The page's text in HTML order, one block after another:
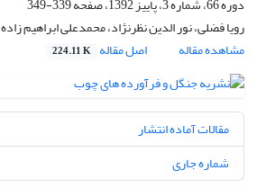
دوره 66، شماره 3، پاییز 1392، صفحه
339-349
رویا فضلی، نور الدین نظرنژاد، محمدعلی ابراهیم زاده
مشاهده مقاله
اصل مقاله 224.11 K
مقالات آماده انتشار
شماره جاری